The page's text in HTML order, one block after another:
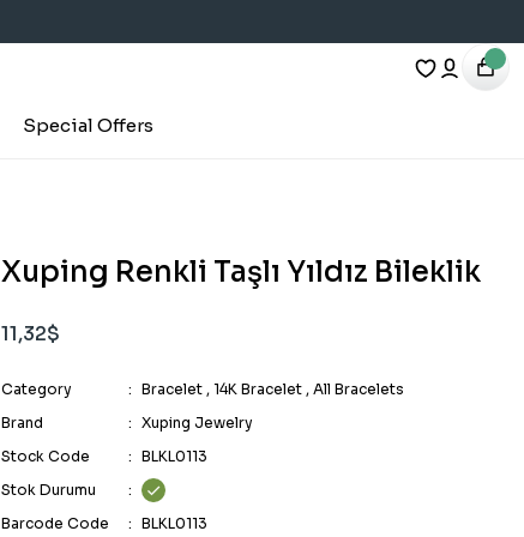
Special Offers
Xuping Renkli Taşlı Yıldız Bileklik
11,32$
Category Bracelet , 14K Bracelet , All Bracelets
Brand
Xuping Jewelry
Stock Code
BLKL0113
Stok Durumu
Barcode Code
BLKL0113